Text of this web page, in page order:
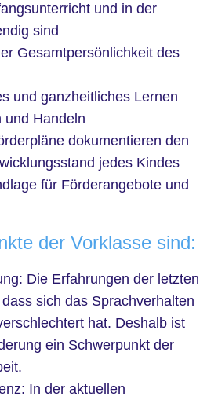
und in der
sind
Gesamtpersönlichkeit des
und ganzheitliches Lernen
und Handeln
dokumentieren den
jedes Kindes
für Förderangebote und
der Vorklasse sind:
Die Erfahrungen der letzten
sich das Sprachverhalten
hat. Deshalb ist
ein Schwerpunkt der
In der aktuellen